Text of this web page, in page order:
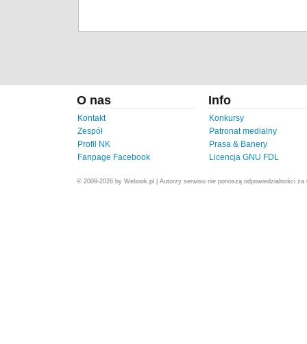
O nas
Kontakt
Zespół
Profil NK
Fanpage Facebook
Info
Konkursy
Patronat medialny
Prasa & Banery
Licencja GNU FDL
© 2009-2026 by Webook.pl | Autorzy serwisu nie ponoszą odpowiedzialności